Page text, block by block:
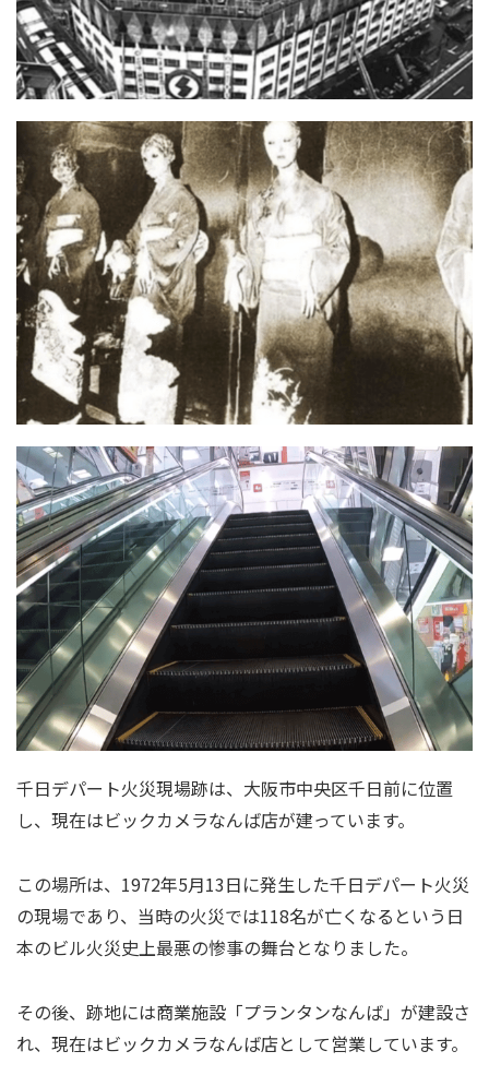
千日デパート火災現場跡は、大阪市中央区千日前に位置
し、現在はビックカメラなんば店が建っています。
この場所は、1972年5月13日に発生した千日デパート火災
の現場であり、当時の火災では118名が亡くなるという日
本のビル火災史上最悪の惨事の舞台となりました。
その後、跡地には商業施設「プランタンなんば」が建設さ
れ、現在はビックカメラなんば店として営業しています。